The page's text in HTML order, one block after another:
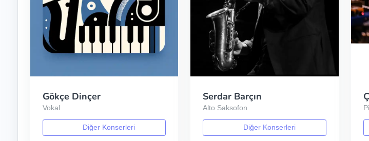
Gökçe Dinçer
Vokal
Diğer Konserleri
Serdar Barçın
Alto Saksofon
Diğer Konserleri